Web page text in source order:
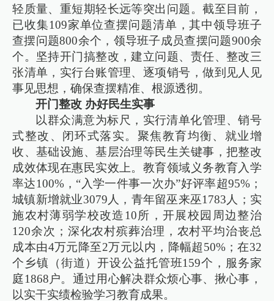
轻质量、重短期轻长远等突出问题。截至目前，
已收集109家单位查摆问题清单，其中领导班子
查摆问题800余个，领导班子成员查摆问题900余
个。坚持开门搞整改，建立问题、责任、整改三
张清单，实行台账管理、逐项销号，做到见人见
事见思想，确保查摆精准、根源透彻。
开门整改 办好民生实事
以群众满意为标尺，实行清单化管理、销号
式整改、闭环式落实。聚焦教育均衡、就业增
收、基础设施、基层治理等民生关键事，把整改
成效体现在惠民实效上。教育领域义务教育入学
率达100%，“入学一件事一次办”好评率超95%；
城镇新增就业3079人，青年留巫来巫1783人；实
施农村薄弱学校改造10所，开展校园周边整治
120余次；深化农村殡葬治理，农村平均治丧总
成本由4万元降至2万元以内，降幅超50%；在32
个乡镇（街道）开设公益托管班159个，服务家
庭1868户。通过用心解决群众烦心事、揪心事，
以实干实绩检验学习教育成果。